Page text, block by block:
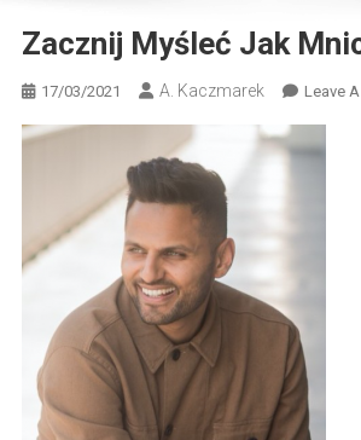
Zacznij Myśleć Jak
17/03/2021 A. Kaczmarek Leave